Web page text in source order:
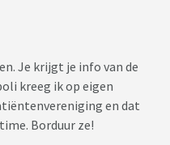
Je krijgt je info van de
kreeg ik op eigen
en dat
Borduur ze!